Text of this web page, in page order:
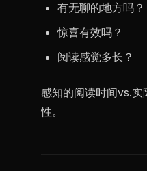
有无聊的地方吗？
惊喜有效吗？
阅读感觉多长？
感知的阅读时间vs.实
性。